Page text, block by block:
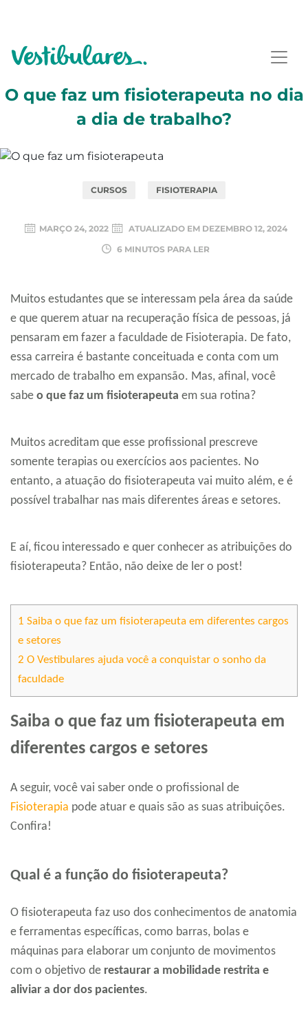
O que faz um fisioterapeuta no dia
a dia de trabalho?
CURSOS FISIOTERAPIA
MARÇO 24, 2022 ATUALIZADO EM DEZEMBRO 12, 2024
6 MINUTOS PARA LER
Muitos estudantes que se interessam pela área da saúde
e que querem atuar na recuperação física de pessoas, já
pensaram em fazer a faculdade de Fisioterapia. De fato,
essa carreira é bastante conceituada e conta com um
mercado de trabalho em expansão. Mas, afinal, você
sabe o que faz um fisioterapeuta em sua rotina?
Muitos acreditam que esse profissional prescreve
somente terapias ou exercícios aos pacientes. No
entanto, a atuação do fisioterapeuta vai muito além, e é
possível trabalhar nas mais diferentes áreas e setores.
E aí, ficou interessado e quer conhecer as atribuições do
fisioterapeuta? Então, não deixe de ler o post!
1 Saiba o que faz um fisioterapeuta em diferentes cargos
e setores
2 O Vestibulares ajuda você a conquistar o sonho da
faculdade
Saiba o que faz um fisioterapeuta em
diferentes cargos e setores
A seguir, você vai saber onde o profissional de
Fisioterapia pode atuar e quais são as suas atribuições.
Confira!
Qual é a função do fisioterapeuta?
O fisioterapeuta faz uso dos conhecimentos de anatomia
e ferramentas específicas, como barras, bolas e
máquinas para elaborar um conjunto de movimentos
com o objetivo de restaurar a mobilidade restrita e
aliviar a dor dos pacientes.